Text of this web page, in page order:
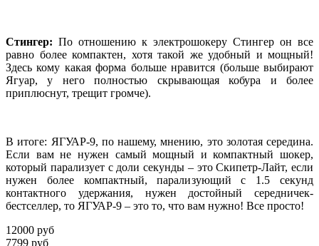
Стингер: По отношению к электрошокеру Стингер он все
равно более компактен, хотя такой же удобный и мощный!
Здесь кому какая форма больше нравится (больше выбирают
Ягуар, у него полностью скрывающая кобура и более
приплюснут, трещит громче).
В итоге: ЯГУАР-9, по нашему, мнению, это золотая середина.
Если вам не нужен самый мощный и компактный шокер,
который парализует с доли секунды – это Скипетр-Лайт, если
нужен более компактный, парализующий с 1.5 секунд
контактного удержания, нужен достойный середничек-
бестселлер, то ЯГУАР-9 – это то, что вам нужно! Все просто!
12000 руб
7799 руб